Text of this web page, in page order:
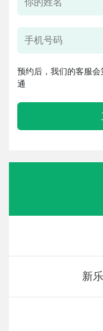
预约后，我们的客服
通
新